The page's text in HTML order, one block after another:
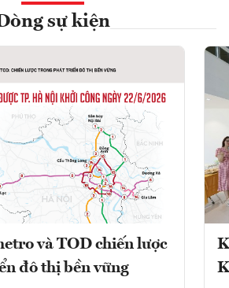
sự kiện
và TOD chiến lược
đô thị bền vững